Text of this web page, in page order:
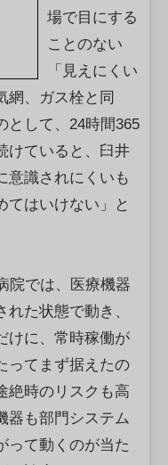
場で目にする
ことのない
「見えにくい
網、ガス栓と同
として、24時間365
けていると、臼井
意識されにくいも
てはいけない」と
院では、医療機器
た状態で動き、
けに、常時稼働が
ってまず据えたの
絶時のリスクも高
器も部門システム
って動くのが当た